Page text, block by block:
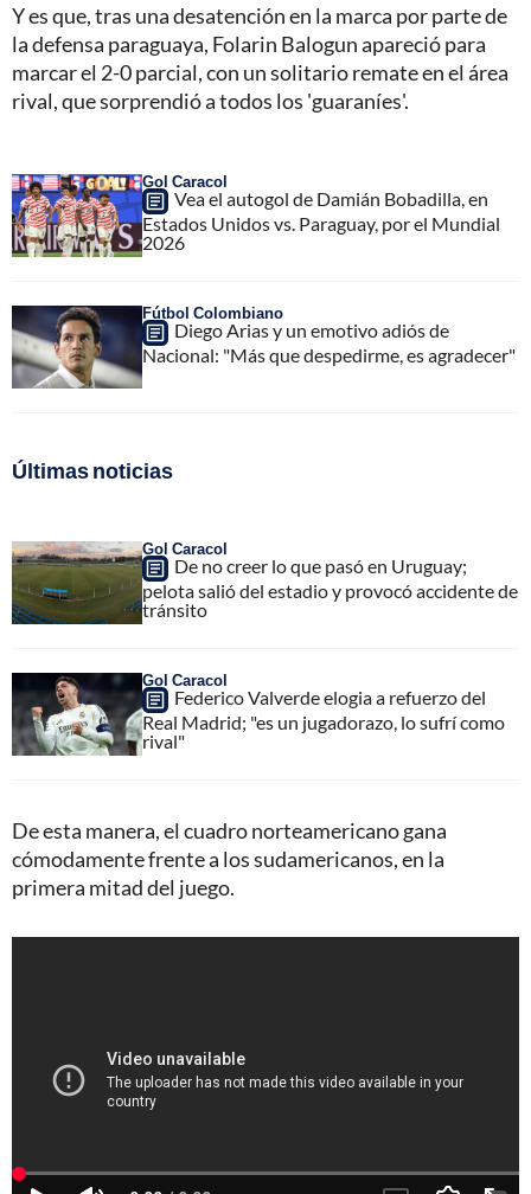
Y es que, tras una desatención en la marca por parte de
la defensa paraguaya, Folarin Balogun apareció para
marcar el 2-0 parcial, con un solitario remate en el área
rival, que sorprendió a todos los 'guaraníes'.
Gol Caracol
Vea el autogol de Damián Bobadilla, en
Estados Unidos vs. Paraguay, por el Mundial
2026
Fútbol Colombiano
Diego Arias y un emotivo adiós de
Nacional: "Más que despedirme, es agradecer"
Últimas noticias
Gol Caracol
De no creer lo que pasó en Uruguay;
pelota salió del estadio y provocó accidente de
tránsito
Gol Caracol
Federico Valverde elogia a refuerzo del
Real Madrid; "es un jugadorazo, lo sufrí como
rival"
De esta manera, el cuadro norteamericano gana
cómodamente frente a los sudamericanos, en la
primera mitad del juego.